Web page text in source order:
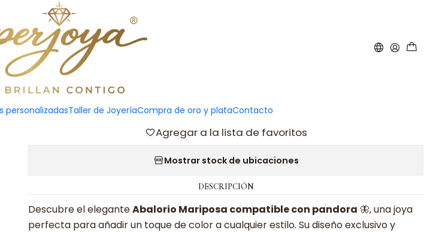
personalizadasTaller de JoyeríaCompra de oro y plataContacto
Abalorio mariposa multicolor plata
Cantidad
Agregar al carro
Agregar a la lista de favoritos
Mostrar stock de ubicaciones
DESCRIPCIÓN
Descubre el eleganteAbalorio Mariposa compatible con pandora 🦋, una joya
perfecta para añadir un toque de color a cualquier estilo. Su diseño exclusivo y